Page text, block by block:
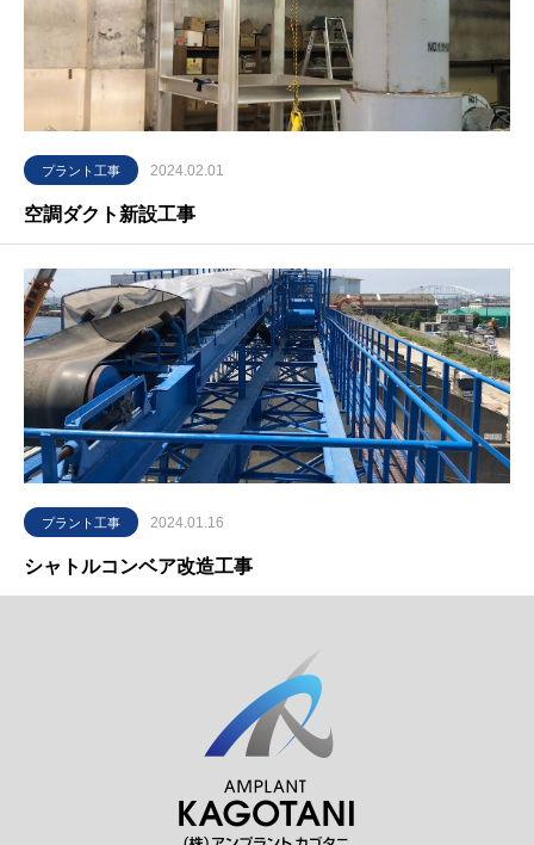
プラント工事 2024.02.01
空調ダクト新設工事
プラント工事 2024.01.16
シャトルコンベア改造工事